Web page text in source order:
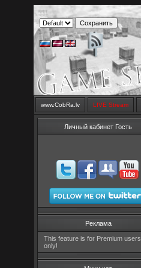
www.CobRa.lv LIVE Stream
Личный кабинет Гость
Реклама
This feature is for Premium users
only!